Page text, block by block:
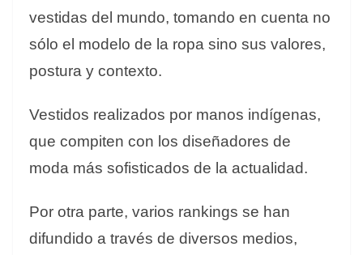
vestidas del mundo, tomando en cuenta no
sólo el modelo de la ropa sino sus valores,
postura y contexto.
Vestidos realizados por manos indígenas,
que compiten con los diseñadores de
moda más sofisticados de la actualidad.
Por otra parte, varios rankings se han
difundido a través de diversos medios,